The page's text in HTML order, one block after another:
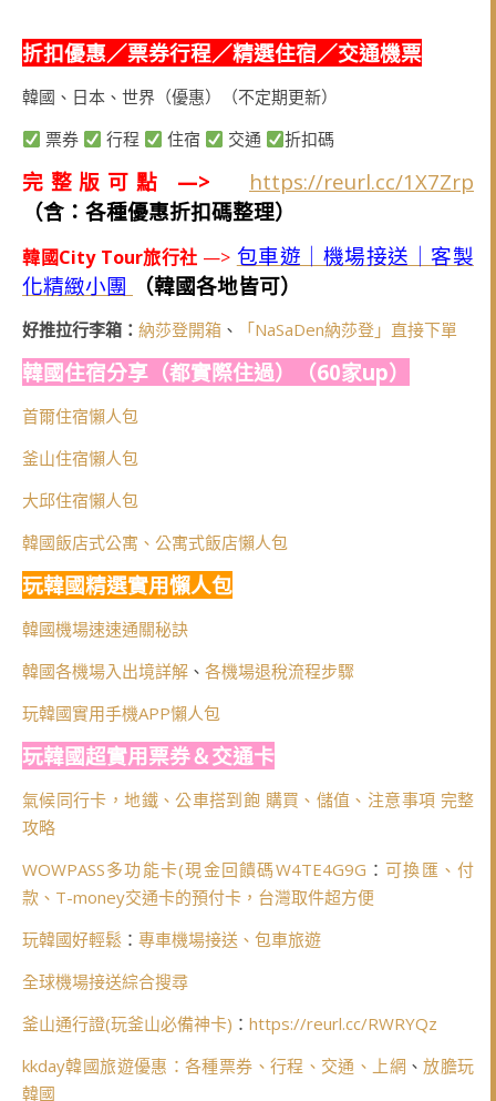
折扣優惠／票券行程／精選住宿／交通機票
韓國、日本、世界（優惠）（不定期更新）
票券
行程 住宿 交通 折扣碼
完整版可點 —>
https://reurl.cc/1X7Zrp
（含：各種優惠折扣碼整理）
韓國City Tour旅行社 —> 包車遊｜機場接送｜客製
化精緻小團
（韓國各地皆可）
好推拉行李箱： 納莎登開箱 、 「NaSaDen納莎登」直接下單
韓國住宿分享（都實際住過）（60家up）
首爾住宿懶人包
釜山住宿懶人包
大邱住宿懶人包
韓國飯店式公寓、公寓式飯店懶人包
玩韓國精選實用懶人包
韓國機場速速通關秘訣
韓國各機場入出境詳解 、 各機場退稅流程步驟
玩韓國實用手機APP懶人包
玩韓國超實用票券＆交通卡
氣候同行卡，地鐵、公車搭到飽 購買、儲值、注意事項 完整
攻略
WOWPASS多功能卡(現金回饋碼W4TE4G9G ：可換匯、付
款、T-money交通卡的預付卡，台灣取件超方便
玩韓國好輕鬆 ： 專車機場接送、包車旅遊
全球機場接送綜合搜尋
釜山通行證(玩釜山必備神卡) ： https://reurl.cc/RWRYQz
kkday韓國旅遊優惠：各種票券、行程、交通、上網 、放膽玩
韓國